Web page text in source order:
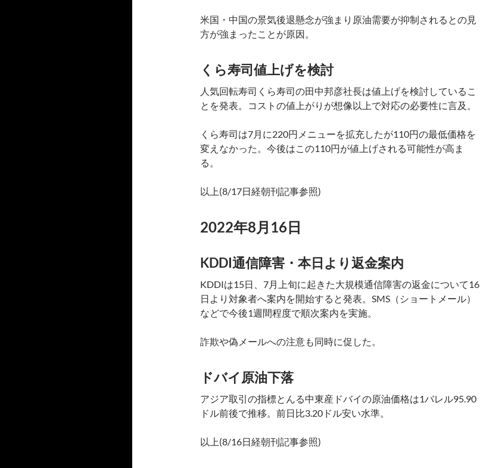
米国・中国の景気後退懸念が強まり原油需要が抑制されるとの見
方が強まったことが原因。
くら寿司値上げを検討
人気回転寿司くら寿司の田中邦彦社長は値上げを検討しているこ
とを発表。コストの値上がりが想像以上で対応の必要性に言及。
くら寿司は7月に220円メニューを拡充したが110円の最低価格を
変えなかった。今後はこの110円が値上げされる可能性が高ま
る。
以上(8/17日経朝刊記事参照)
2022年8月16日
KDDI通信障害・本日より返金案内
KDDIは15日、7月上旬に起きた大規模通信障害の返金について16
日より対象者へ案内を開始すると発表。SMS（ショートメール）
などで今後1週間程度で順次案内を実施。
詐欺や偽メールへの注意も同時に促した。
ドバイ原油下落
アジア取引の指標とんる中東産ドバイの原油価格は1バレル95.90
ドル前後で推移。前日比3.20ドル安い水準。
以上(8/16日経朝刊記事参照)